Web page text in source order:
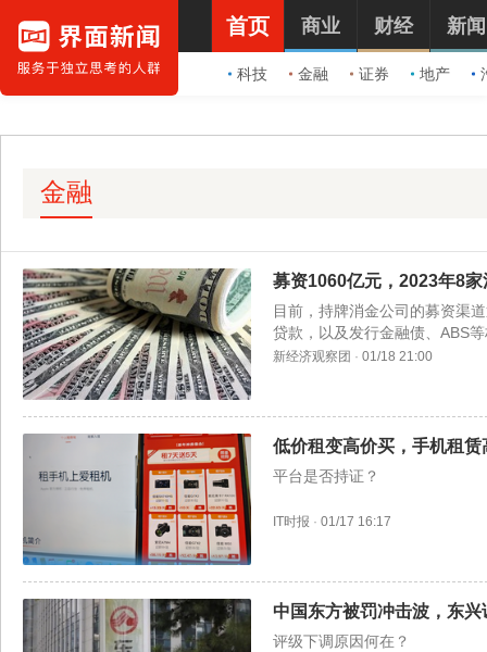
首页
科技 金融 证券 地产
商业 财经 新闻
金融
募资1060亿元，2023年8
目前，持牌消金公司的募资渠
贷款，以及发行金融债、ABS
新经济观察团 · 01/18 21:00
低价租变高价买，手机租
平台是否持证？
IT时报 · 01/17 16:17
中国东方被罚冲击波，东
评级下调原因何在？